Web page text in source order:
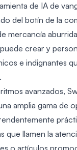
de IA de
del botín de la
mercancía
crear y
e indignantes
avanzados,
amplia gama de
que llamen la